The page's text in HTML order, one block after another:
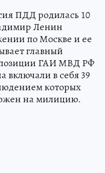
ПДД родилась 10
Ленин
по Москве и ее
главный
ГАИ МВД РФ
в себя 39
которых
на милицию.